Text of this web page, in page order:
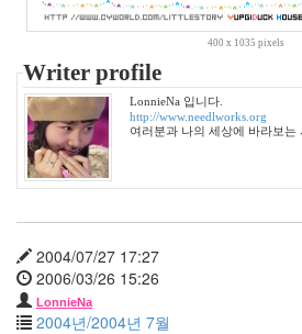
400 x 1035 pixels
Writer profile
LonnieNa 입니다.
http://www.needlworks.org
여러분과 나의 세상에 바라보는
2004/07/27 17:27
2006/03/26 15:26
LonnieNa
2004년/2004년 7월
2007
9
월
5
2007
년
10
5
2007
년
11
월